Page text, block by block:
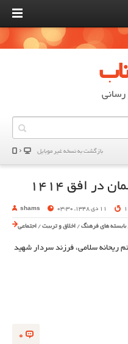
رسانی
بازگشت به نسخه غير موبایل
در افق ۱۴۱۴
shams 11 دی 1348, 03:30
بایسته های فرهنگ / اخلاق و تربیت / اجتماعی
ریحانه سلامی، فرزند سردار شهید
0